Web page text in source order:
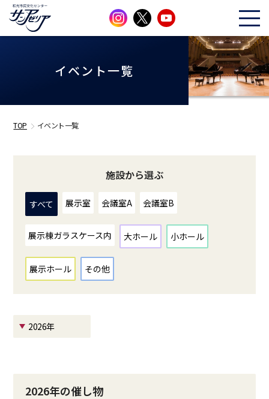
イベント一覧
TOP イベント一覧
施設から選ぶ
すべて 展示室 会議室A 会議室B
展示棟ガラスケース内 大ホール 小ホール
展示ホール その他
2026年
2026年の催し物